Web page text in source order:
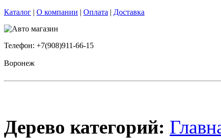
Каталог | О компании | Оплата | Доставка
Телефон: +7(908)911-66-15
Воронеж
Дерево категорий: